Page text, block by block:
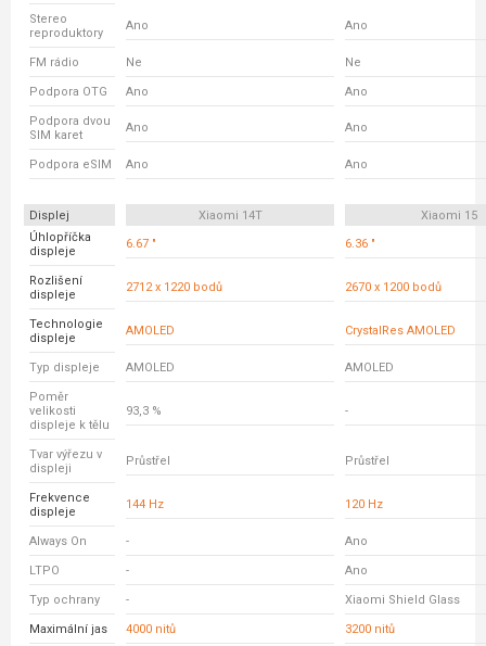
Stereo
reproduktory
Ano Ano
FM rádio Ne Ne
Podpora OTG Ano Ano
Podpora dvou
SIM karet
Ano Ano
Podpora eSIM Ano Ano
Displej Xiaomi 14T
Xiaomi 15
Úhlopříčka
displeje
6.67 " 6.36 "
Rozlišení
displeje
2712 x 1220 bodů 2670 x 1200 bodů
Technologie
displeje
AMOLED CrystalRes AMOLED
Typ displeje AMOLED AMOLED
Poměr
velikosti
displeje k tělu
93,3 % -
Tvar výřezu v
displeji
Průstřel Průstřel
Frekvence
displeje
144 Hz 120 Hz
Always On - Ano
LTPO - Ano
Typ ochrany - Xiaomi Shield Glass
Maximální jas 4000 nitů 3200 nitů